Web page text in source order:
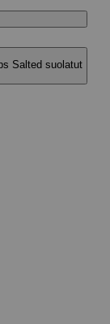
Salted suolatut